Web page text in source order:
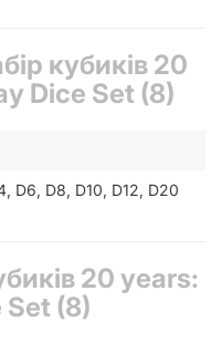
кубиків 20
Dice Set (8)
D6, D8, D10, D12, D20
20 years:
(8)